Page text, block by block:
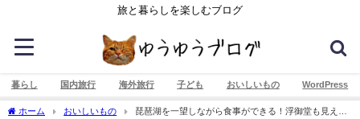
旅と暮らしを楽しむブログ
暮らし 国内旅行 海外旅行 子ども おいしいもの WordPress
ホーム おいしいもの
琵琶湖を一望しながら食事ができる！浮御堂も見え